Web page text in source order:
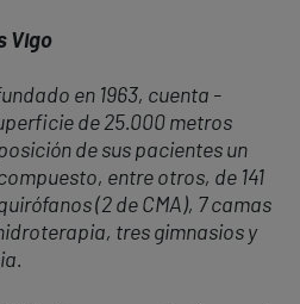
Vigo
en 1963, cuenta -
de 25.000 metros
de sus pacientes un
entre otros, de 141
(2 de CMA), 7 camas
tres gimnasios y